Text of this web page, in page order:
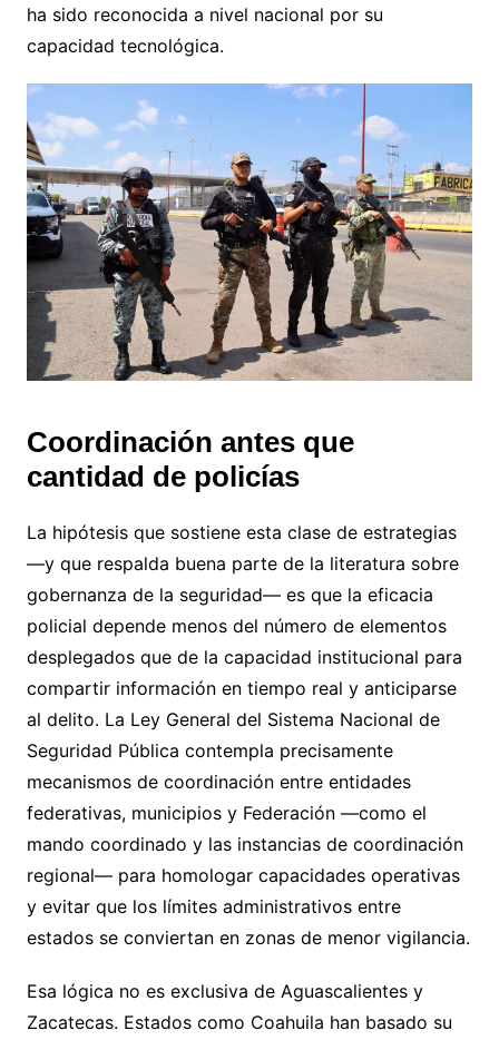
ha sido reconocida a nivel nacional por su
capacidad tecnológica.
Coordinación antes que
cantidad de policías
La hipótesis que sostiene esta clase de estrategias
—y que respalda buena parte de la literatura sobre
gobernanza de la seguridad— es que la eficacia
policial depende menos del número de elementos
desplegados que de la capacidad institucional para
compartir información en tiempo real y anticiparse
al delito. La Ley General del Sistema Nacional de
Seguridad Pública contempla precisamente
mecanismos de coordinación entre entidades
federativas, municipios y Federación —como el
mando coordinado y las instancias de coordinación
regional— para homologar capacidades operativas
y evitar que los límites administrativos entre
estados se conviertan en zonas de menor vigilancia.
Esa lógica no es exclusiva de Aguascalientes y
Zacatecas. Estados como Coahuila han basado su